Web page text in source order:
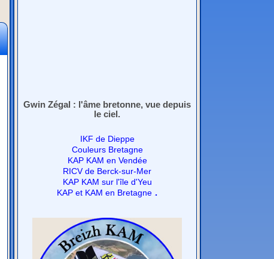
Gwin Zégal : l'âme bretonne, vue depuis
le ciel.
IKF de Dieppe
Couleurs Bretagne
KAP KAM en Vendée
RICV de Berck-sur-Mer
KAP KAM sur l'île d'Yeu
KAP et KAM en Bretagne .